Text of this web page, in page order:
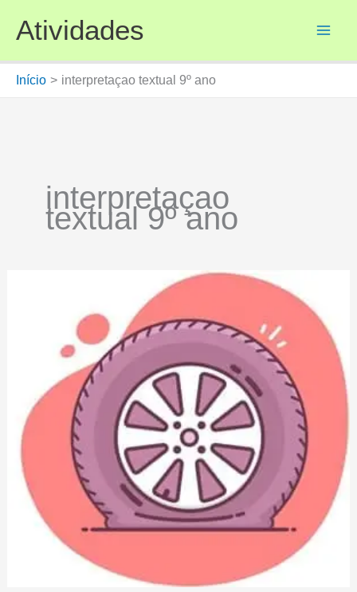
para
conteúdo
Atividades
Início interpretaçao textual 9º ano
interpretaçao
textual 9º ano